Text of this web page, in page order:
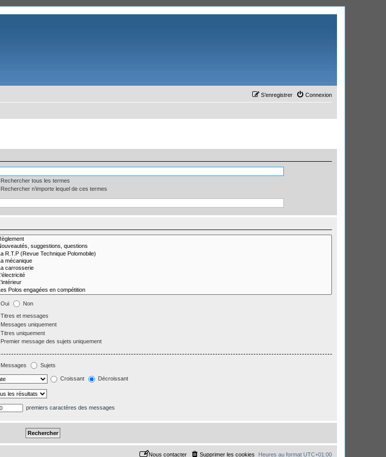
Connexion
S’enregistrer
Rechercher tous les termes
Rechercher n’importe lequel de ces termes
Oui Non
Titres et messages
Messages uniquement
Titres uniquement
Premier message des sujets uniquement
Messages Sujets
Croissant Décroissant
premiers caractères des messages
Heures au format UTC+01:00
Supprimer les cookies
Nous contacter